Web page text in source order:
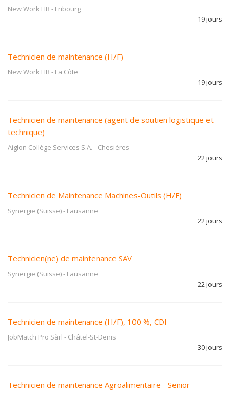
New Work HR- Fribourg
19 jours
Technicien de maintenance (H/F)
New Work HR- La Côte
19 jours
Technicien de maintenance (agent de soutien logistique et
technique)
Aiglon Collège Services S.A. - Chesières
22 jours
Technicien de Maintenance Machines-Outils (H/F)
Synergie (Suisse)- Lausanne
22 jours
Technicien(ne) de maintenance SAV
Synergie (Suisse)- Lausanne
22 jours
Technicien de maintenance (H/F), 100 %, CDI
JobMatch Pro Sàrl - Châtel-St-Denis
30 jours
Technicien de maintenance Agroalimentaire - Senior